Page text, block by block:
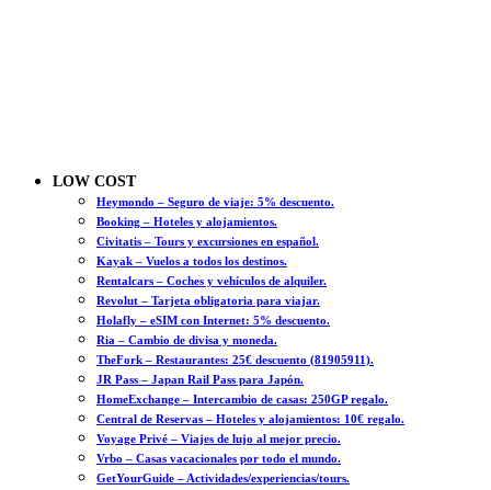
LOW COST
Heymondo – Seguro de viaje: 5% descuento.
Booking – Hoteles y alojamientos.
Civitatis – Tours y excursiones en español.
Kayak – Vuelos a todos los destinos.
Rentalcars – Coches y vehículos de alquiler.
Revolut – Tarjeta obligatoria para viajar.
Holafly – eSIM con Internet: 5% descuento.
Ria – Cambio de divisa y moneda.
TheFork – Restaurantes: 25€ descuento (81905911).
JR Pass – Japan Rail Pass para Japón.
HomeExchange – Intercambio de casas: 250GP regalo.
Central de Reservas – Hoteles y alojamientos: 10€ regalo.
Voyage Privé – Viajes de lujo al mejor precio.
Vrbo – Casas vacacionales por todo el mundo.
GetYourGuide – Actividades/experiencias/tours.